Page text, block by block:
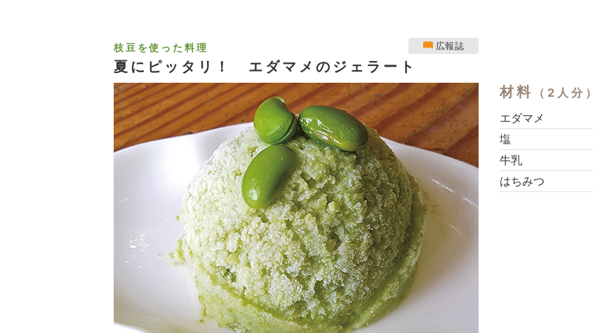
広報誌
枝豆を使った料理
夏にピッタリ！ エダマメのジェラート
材料
（2人分）
エダマメ
塩
牛乳
はちみつ